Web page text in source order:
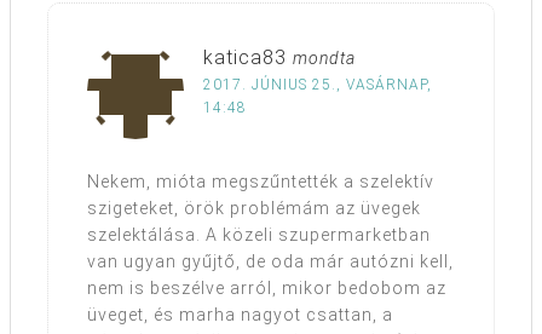
katica83 mondta
2017. JÚNIUS 25., VASÁRNAP,
14:48
Nekem, mióta megszűntették a szelektív
szigeteket, örök problémám az üvegek
szelektálása. A közeli szupermarketban
van ugyan gyűjtő, de oda már autózni kell,
nem is beszélve arról, mikor bedobom az
üveget, és marha nagyot csattan, a